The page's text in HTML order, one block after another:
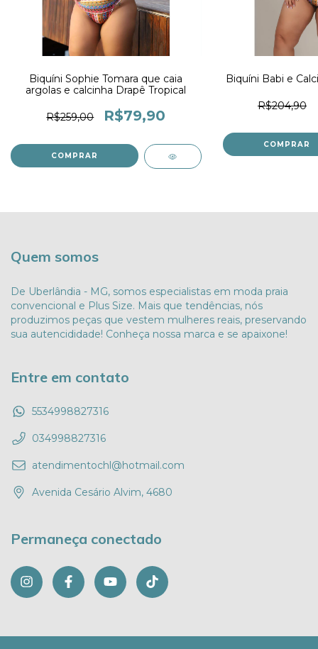
Biquíni Sophie Tomara que caia
argolas e calcinha Drapê Tropical
R$259,00 R$79,90
COMPRAR
Biquíni Babi e
R$204,90
COMPRAR
Quem somos
De Uberlândia - MG, somos especialistas em moda praia
convencional e Plus Size. Mais que tendências, nós
produzimos peças que vestem mulheres reais, preservando
sua autencididade! Conheça nossa marca e se apaixone!
Entre em contato
5534998827316
034998827316
atendimentochl@hotmail.com
Avenida Cesário Alvim, 4680
Permaneça conectado